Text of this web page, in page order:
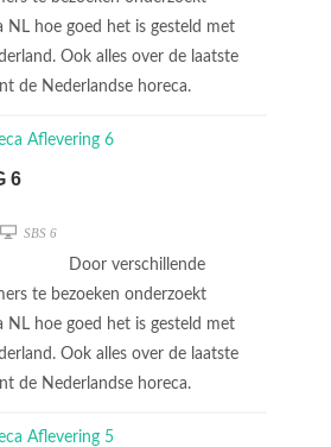
NL hoe goed het is gesteld met
Ook alles over de laatste
de Nederlandse horeca.
6
SBS 6
Door verschillende
te bezoeken onderzoekt
NL hoe goed het is gesteld met
Ook alles over de laatste
de Nederlandse horeca.